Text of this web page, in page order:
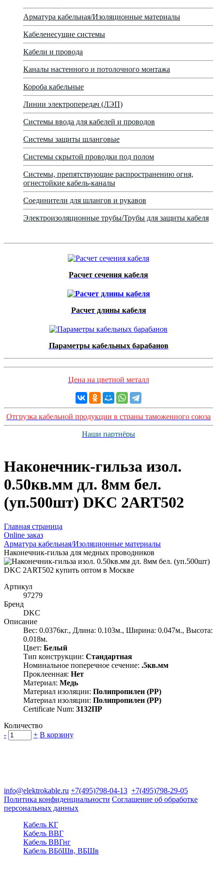
Арматура кабельная/Изоляционные материалы
Кабеленесущие системы
Кабели и провода
Каналы настенного и потолочного монтажа
Короба кабельные
Линии электропередач (ЛЭП)
Системы ввода для кабелей и проводов
Системы защиты шланговые
Системы скрытой проводки под полом
Системы, препятствующие распространению огня,
огнестойкие кабель-каналы
Соединители для шлангов и рукавов
Электроизоляционные трубы/Трубы для защиты кабеля
Расчет сечения кабеля
Расчет длины кабеля
Параметры кабельных барабанов
Цена на цветной металл
Отгрузка кабельной продукции в страны таможенного союза
Наши партнёры
Наконечник-гильза изол.
0.50кв.мм дл. 8мм бел.
(уп.500шт) DKC 2ART502
Главная страница
Оnline заказ
Арматура кабельная/Изоляционные материалы
Наконечник-гильза для медных проводников
Артикул
97279
Бренд
DKC
Описание
Вес: 0.0376кг., Длина: 0.103м., Ширина: 0.047м., Высота:
0.018м.
Цвет: Белый
Тип конструкции: Стандартная
Номинальное поперечное сечение: .5кв.мм
Проклеенная: Нет
Материал: Медь
Материал изоляции: Полипропилен (PP)
Материал изоляции: Полипропилен (PP)
Certificate Num: 3132ПР
Количество
-
+ В корзину
info@elektrokable.ru +7(495)798-04-13 +7(495)798-29-05
Политика конфиденциальности Соглашение об обработке
персональных данных
Кабель КГ
Кабель ВВГ
Кабель ВВГнг
Кабель ВБбШв, ВБШв